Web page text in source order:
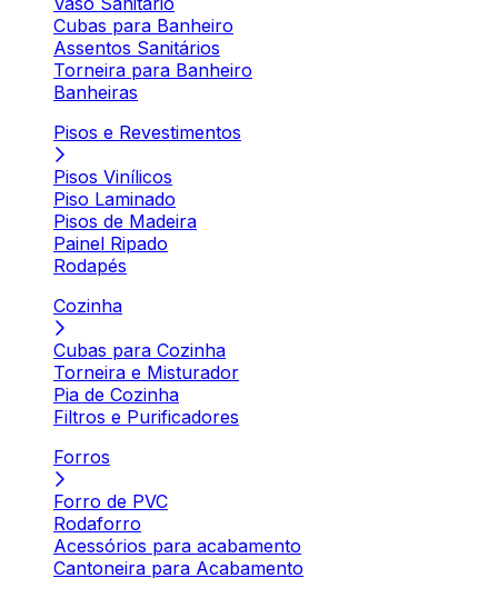
Cubas para Banheiro
Assentos Sanitários
Torneira para Banheiro
Banheiras
Pisos e Revestimentos
Pisos Vinílicos
Piso Laminado
Pisos de Madeira
Painel Ripado
Rodapés
Cozinha
Cubas para Cozinha
Torneira e Misturador
Pia de Cozinha
Filtros e Purificadores
Forros
Forro de PVC
Rodaforro
Acessórios para acabamento
Cantoneira para Acabamento